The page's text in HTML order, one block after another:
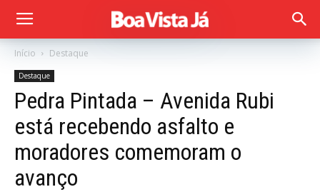
Início Destaque
Destaque
Pedra Pintada – Avenida Rubi
está recebendo asfalto e
moradores comemoram o
avanço